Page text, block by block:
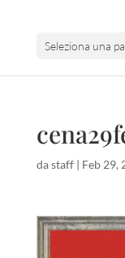
Seleziona una
dastaff| Feb 29,